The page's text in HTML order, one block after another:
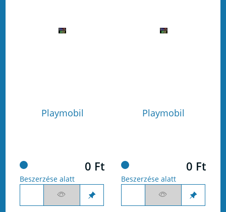
Playmobil
0 Ft
Beszerzése alatt
Playmobil
0 Ft
Beszerzése alatt